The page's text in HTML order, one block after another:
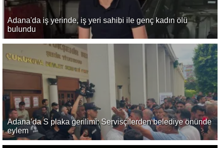
Adana'da iş yerinde, iş yeri sahibi ile genç kadın ölü
bulundu
Adana’da S plaka gerilimi: Servisçilerden belediye önünde
eylem